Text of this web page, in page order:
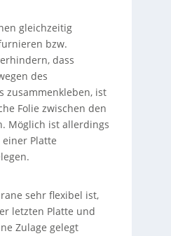
gleichzeitig
bzw.
dass
des
zusammenkleben, ist
Folie zwischen den
Möglich ist allerdings
einer Platte
sehr flexibel ist,
letzten Platte und
Zulage gelegt